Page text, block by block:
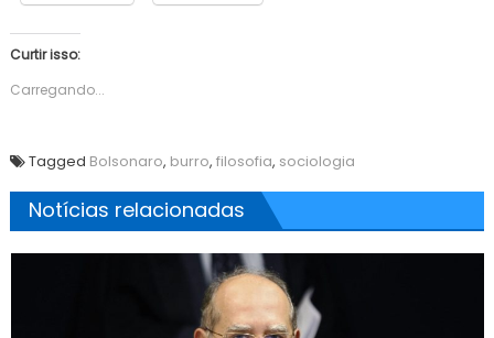
Curtir isso:
Carregando...
Tagged Bolsonaro, burro, filosofia, sociologia
Notícias relacionadas